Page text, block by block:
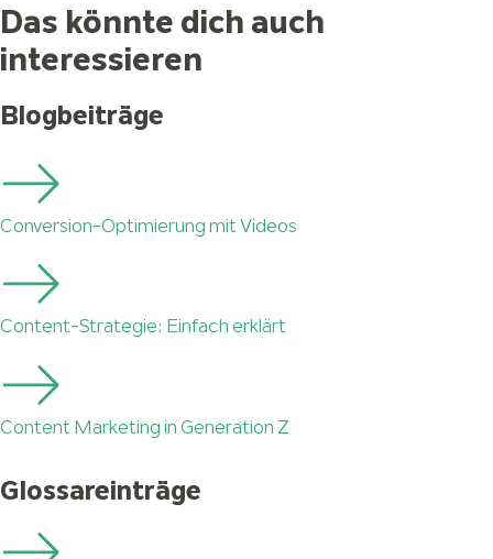
Das könnte dich auch
interessieren
Blogbeiträge
Conversion-Optimierung mit Videos
Content-Strategie: Einfach erklärt
Content Marketing in Generation Z
Glossareinträge